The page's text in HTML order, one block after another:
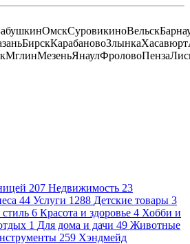
ОмскСуровикиноВельск
БирскКарабановоЗлынкаХасавюрт
МглинМезеньЯнаулФроловоПенза
207 Недвижимость 23
44 Услуги 1288 Детские товары 3
6 Красота и здоровье 4 Хобби и
1 Для дома и дачи 49 Животные
259 Хэндмейд